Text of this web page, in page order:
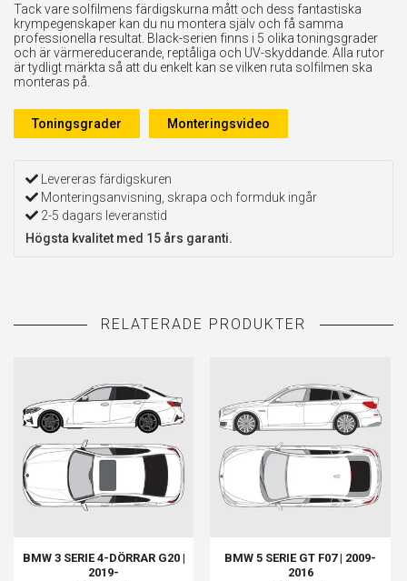
Tack vare solfilmens färdigskurna mått och dess fantastiska
krympegenskaper kan du nu montera själv och få samma
professionella resultat. Black-serien finns i 5 olika toningsgrader
och är värmereducerande, reptåliga och UV-skyddande. Alla rutor
är tydligt märkta så att du enkelt kan se vilken ruta solfilmen ska
monteras på.
Toningsgrader Monteringsvideo
Levereras färdigskuren
Monteringsanvisning, skrapa och formduk ingår
2-5 dagars leveranstid
Högsta kvalitet med 15 års garanti.
BMW 3 SERIE 4-DÖRRAR G20 |
2019-
BMW 5 SERIE GT F07 | 2009-
2016